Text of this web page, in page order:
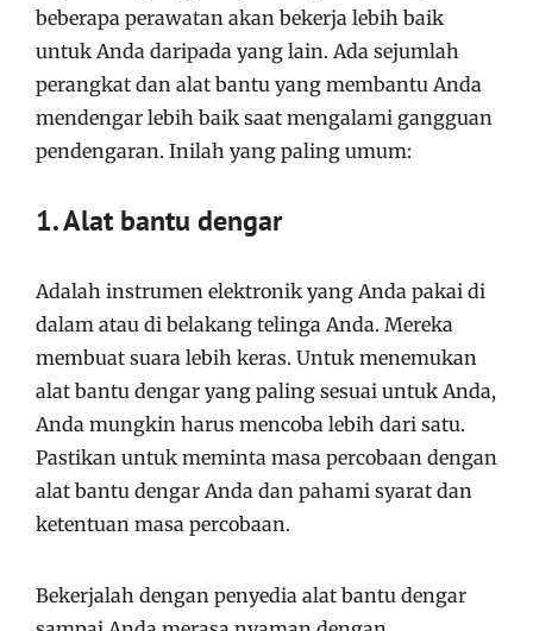
beberapa perawatan akan bekerja lebih baik
untuk Anda daripada yang lain. Ada sejumlah
perangkat dan alat bantu yang membantu Anda
mendengar lebih baik saat mengalami gangguan
pendengaran. Inilah yang paling umum:
1. Alat bantu dengar
Adalah instrumen elektronik yang Anda pakai di
dalam atau di belakang telinga Anda. Mereka
membuat suara lebih keras. Untuk menemukan
alat bantu dengar yang paling sesuai untuk Anda,
Anda mungkin harus mencoba lebih dari satu.
Pastikan untuk meminta masa percobaan dengan
alat bantu dengar Anda dan pahami syarat dan
ketentuan masa percobaan.
Bekerjalah dengan penyedia alat bantu dengar